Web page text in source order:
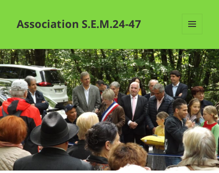
Association S.E.M.24-47
WIDGETS